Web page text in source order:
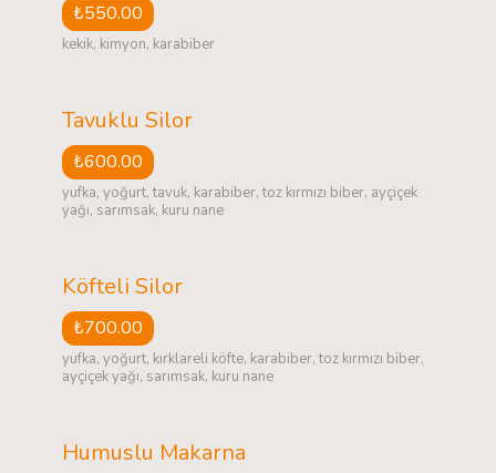
₺550.00
kekik, kimyon, karabiber
Tavuklu Silor
₺600.00
yufka, yoğurt, tavuk, karabiber, toz kırmızı biber, ayçiçek
yağı, sarımsak, kuru nane
Köfteli Silor
₺700.00
yufka, yoğurt, kırklareli köfte, karabiber, toz kırmızı biber,
ayçiçek yağı, sarımsak, kuru nane
Humuslu Makarna